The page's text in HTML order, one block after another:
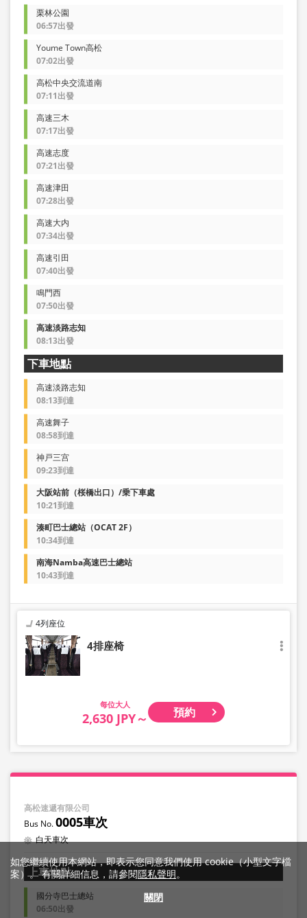
栗林公園
06:57出發
Youme Town高松
07:02出發
高松中央交流道南
07:11出發
高速三木
07:17出發
高速志度
07:21出發
高速津田
07:28出發
高速大内
07:34出發
高速引田
07:40出發
鳴門西
07:50出發
高速淡路志知
08:13出發
下車地點
高速淡路志知
08:13到達
高速舞子
08:58到達
神戸三宫
09:23到達
大阪站前（桜橋出口）/乗下車處
10:21到達
湊町巴士總站（OCAT 2F）
10:34到達
南海Namba高速巴士總站
10:43到達
4列座位
4排座椅
大人
2,630 JPY～ 預約
高松速遞有限公司
0005車次
白天車次
上車地點
國分寺巴士總站
06:50出發
如您繼續使用本網站，即表示您同意我們使用 cookie（小型文字檔
案）。 有關詳細信息，請參閱隱私聲明。
關閉